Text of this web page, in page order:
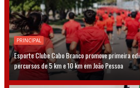
PRINCIPAL
Esporte Clube Cabo Branco promove primeira
percursos de 5 km e 10 km em João Pessoa